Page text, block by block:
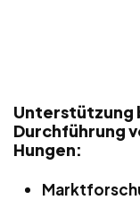
Unterstützung
Durchführung
Hungen: